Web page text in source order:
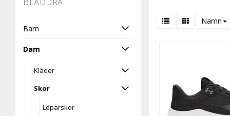
Barn
Dam
Kläder
Skor
Löparskor
Namn